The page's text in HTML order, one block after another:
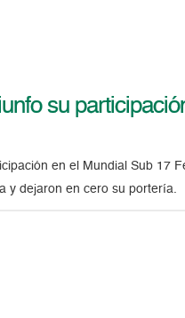
su
en el Mundial Sub 17
y dejaron en cero su portería.